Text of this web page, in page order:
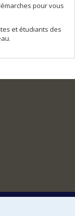
pour vous
et étudiants des